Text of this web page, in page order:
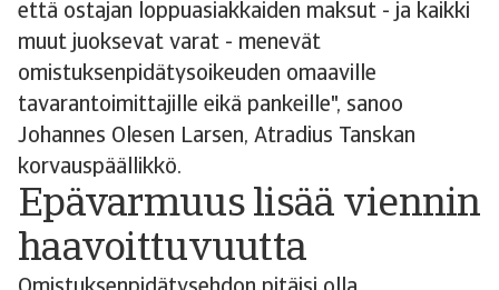
että ostajan loppuasiakkaiden maksut - ja kaikki
muut juoksevat varat - menevät
omistuksenpidätysoikeuden omaaville
tavarantoimittajille eikä pankeille", sanoo
Johannes Olesen Larsen, Atradius Tanskan
korvauspäällikkö.
Epävarmuus lisää viennin
haavoittuvuutta